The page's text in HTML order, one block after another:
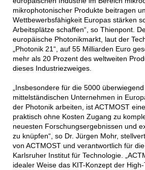
mikrophotonischer Produkte beitragen
Wettbewerbsfähigkeit Europas stärken
Arbeitsplätze schaffen“, so Thienpont.
europäische Photonikmarkt, laut der
„Photonik 21“, auf 55 Milliarden Euro
mehr als 20 Prozent des weltweiten
dieses Industriezweiges.
„Insbesondere für die 5000
mittelständischen Unternehmen in
der Photonik arbeiten, ist ACTMOST
praktisch ohne Kosten Zugang zu
neuesten Forschungsergebnissen und
zu knüpfen“, so Dr. Jürgen Mohr,
von ACTMOST und verantwortlich für
Karlsruher Institut für Technologie.
idealer Weise das KIT-Konzept der